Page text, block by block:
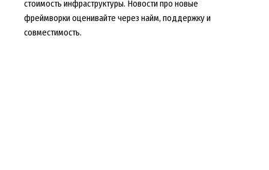
стоимость инфраструктуры. Новости про новые
фреймворки оценивайте через найм, поддержку и
совместимость.